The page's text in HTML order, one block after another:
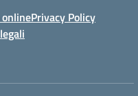
Privacy Policy